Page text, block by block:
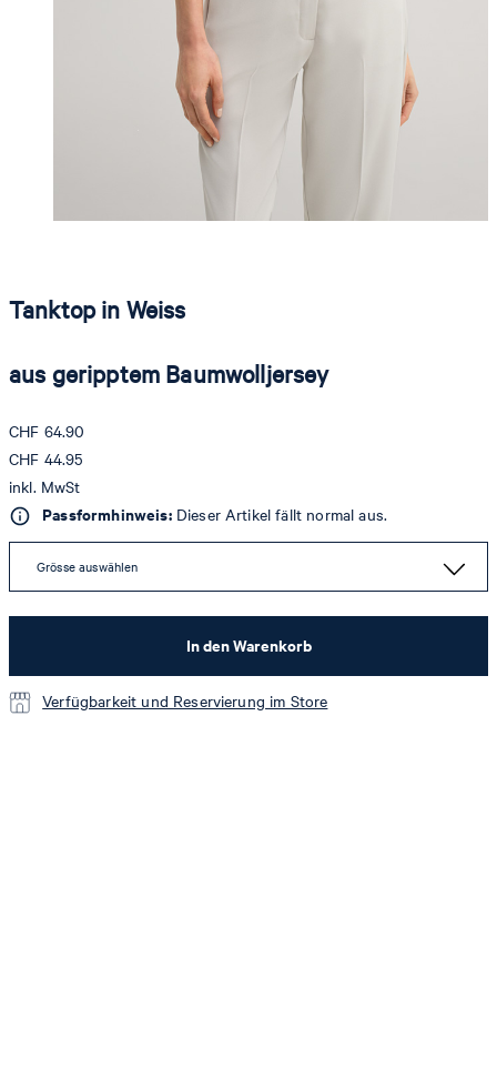
Tanktop in Weiss
aus geripptem Baumwolljersey
CHF 64.90
CHF 44.95
inkl. MwSt
Passformhinweis:Dieser Artikel fällt normal aus.
Grösse auswählen
In den Warenkorb
Verfügbarkeit und Reservierung im Store